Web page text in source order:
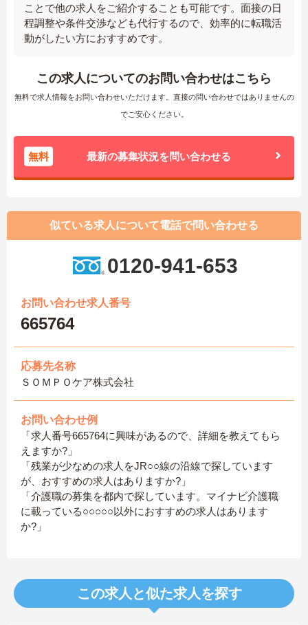
ことで他の求人をご紹介することも可能です。面接の日
程調整や条件交渉なども代行するので、効率的に転職活
動がしたい方におすすめです。
この求人についてのお問い合わせはこちら
無料で求人情報をお問い合わせいただけます。直接の問い合わせではありませんの
でご安心ください。
無料 最新の募集状況を問い合わせる
似ている求人について電話で問い合わせる
0120-941-653
お問い合わせ求人番号
665764
応募先名称
ＳＯＭＰＯケア株式会社
お問い合わせ例
「求人番号665764に興味があるので、詳細を教えてもら
えますか?」
「残業が少なめの求人をJR○○線の沿線で探しています
が、おすすめの求人はありますか?」
「介護職の募集を都内で探しています。マイナビ介護職
に載っている○○○○○以外におすすめの求人はあります
か?」
この求人と似た求人を探す